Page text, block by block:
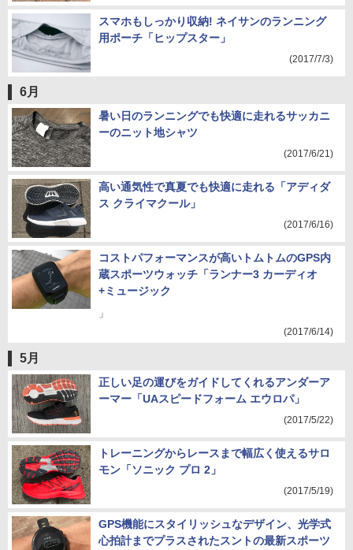
スマホもしっかり収納! ネイサンのランニング
用ポーチ「ヒップスター」
(2017/7/3)
6月
暑い日のランニングでも快適に走れるサッカニ
ーのニット地シャツ
(2017/6/21)
高い通気性で真夏でも快適に走れる「アディダ
ス クライマクール」
(2017/6/16)
コストパフォーマンスが高いトムトムのGPS内
蔵スポーツウォッチ「ランナー3 カーディオ
+ミュージック
」
(2017/6/14)
5月
正しい足の運びをガイドしてくれるアンダーア
ーマー「UAスピードフォーム エウロパ」
(2017/5/22)
トレーニングからレースまで幅広く使えるサロ
モン「ソニック プロ 2」
(2017/5/19)
GPS機能にスタイリッシュなデザイン、光学式
心拍計までプラスされたスントの最新スポーツ